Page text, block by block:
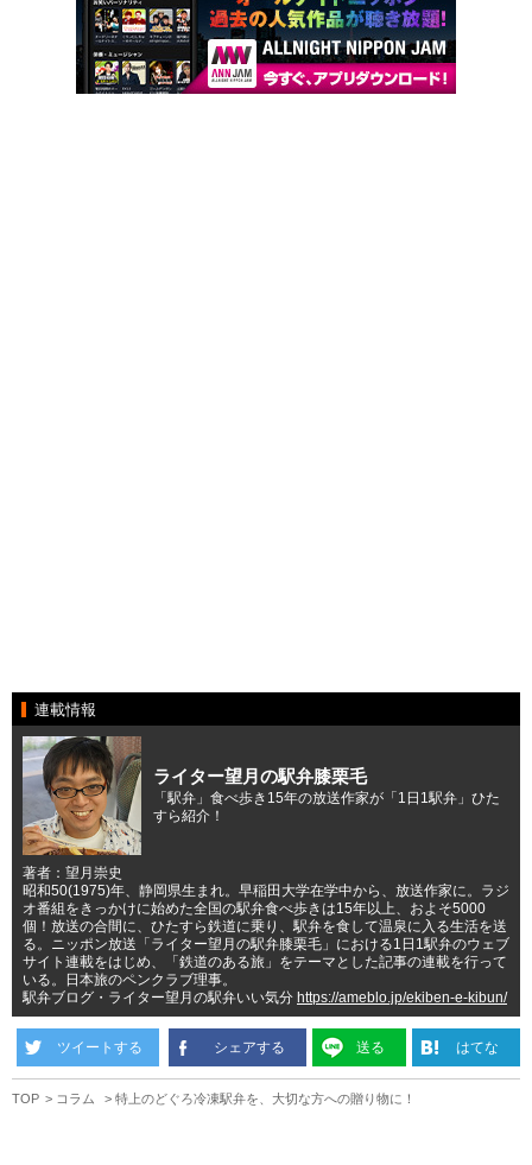
連載情報
ライター望月の駅弁膝栗毛
「駅弁」食べ歩き15年の放送作家が「1日1駅弁」ひた
すら紹介！
著者：望月崇史
昭和50(1975)年、静岡県生まれ。早稲田大学在学中から、放送作家に。ラジ
オ番組をきっかけに始めた全国の駅弁食べ歩きは15年以上、およそ5000
個！放送の合間に、ひたすら鉄道に乗り、駅弁を食して温泉に入る生活を送
る。ニッポン放送「ライター望月の駅弁膝栗毛」における1日1駅弁のウェブ
サイト連載をはじめ、「鉄道のある旅」をテーマとした記事の連載を行って
いる。日本旅のペンクラブ理事。
駅弁ブログ・ライター望月の駅弁いい気分 https://ameblo.jp/ekiben-e-kibun/
ツイートする シェアする 送る はてな
TOP コラム 特上のどぐろ冷凍駅弁を、大切な方への贈り物に！